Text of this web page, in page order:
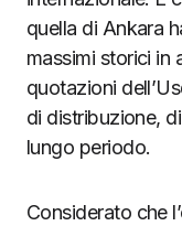
quella di Ankara
massimi storici in
quotazioni
di distribuzione,
lungo periodo.
Considerato che